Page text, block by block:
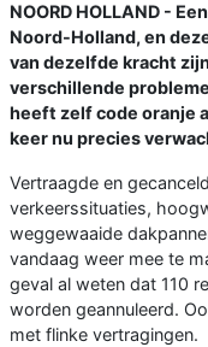
NOORD HOLLAND -
Noord-Holland, en
van dezelfde kracht
verschillende
heeft zelf code oranje
keer nu precies
Vertraagde en
verkeerssituaties,
weggewaaide
vandaag weer mee te
geval al weten dat 110
worden geannuleerd.
met flinke vertragingen.